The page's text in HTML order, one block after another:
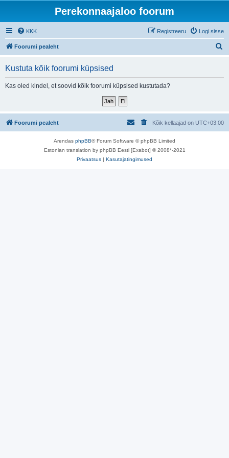
Perekonnaajaloo foorum
KKK Logi sisse
Registreeru
Foorumi pealeht
Kustuta kõik foorumi küpsised
Kas oled kindel, et soovid kõik foorumi küpsised kustutada?
Foorumi pealeht Kõik kellaajad on UTC+03:00
Arendas phpBB® Forum Software © phpBB Limited
Estonian translation by phpBB Eesti [Exabot] © 2008*-2021
Privaatsus | Kasutajatingimused